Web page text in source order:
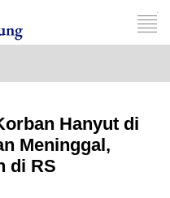
Hanyut di
Meninggal,
di RS